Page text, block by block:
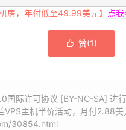
房，年付低至49.99美元】 点
 赞(1)
国际许可协议 [BY-NC-SA] 进行
主机半价活动，月付2.88美
30854.html